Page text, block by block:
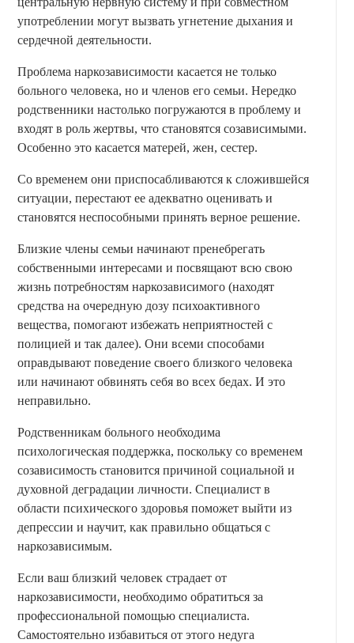
употреблении могут вызвать угнетение дыхания и
сердечной деятельности.
Проблема наркозависимости касается не только
больного человека, но и членов его семьи. Нередко
родственники настолько погружаются в проблему и
входят в роль жертвы, что становятся созависимыми.
Особенно это касается матерей, жен, сестер.
Со временем они приспосабливаются к сложившейся
ситуации, перестают ее адекватно оценивать и
становятся неспособными принять верное решение.
Близкие члены семьи начинают пренебрегать
собственными интересами и посвящают всю свою
жизнь потребностям наркозависимого (находят
средства на очередную дозу психоактивного
вещества, помогают избежать неприятностей с
полицией и так далее). Они всеми способами
оправдывают поведение своего близкого человека
или начинают обвинять себя во всех бедах. И это
неправильно.
Родственникам больного необходима
психологическая поддержка, поскольку со временем
созависимость становится причиной социальной и
духовной деградации личности. Специалист в
области психического здоровья поможет выйти из
депрессии и научит, как правильно общаться с
наркозависимым.
Если ваш близкий человек страдает от
наркозависимости, необходимо обратиться за
профессиональной помощью специалиста.
Самостоятельно избавиться от этого недуга